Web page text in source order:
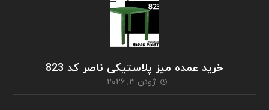
خرید عمده میز پلاستیکی ناصر کد 823
ژوئن ۳, ۲۰۲۶